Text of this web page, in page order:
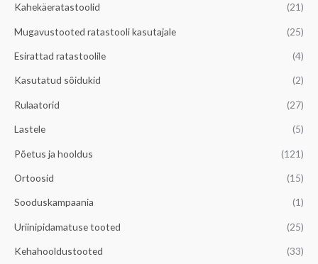
Kahekäeratastoolid (21)
Mugavustooted ratastooli kasutajale (25)
Esirattad ratastoolile (4)
Kasutatud sõidukid (2)
Rulaatorid (27)
Lastele (5)
Põetus ja hooldus (121)
Ortoosid (15)
Sooduskampaania (1)
Uriinipidamatuse tooted (25)
Kehahooldustooted (33)